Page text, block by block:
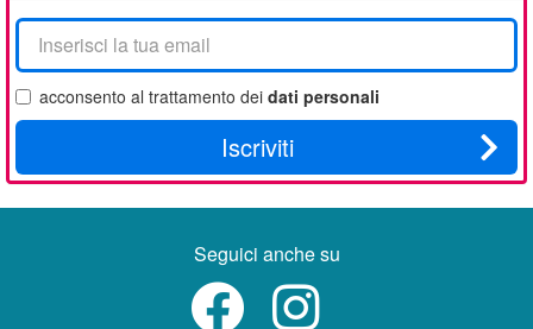
La
tua
email
acconsento al trattamento dei dati personali
Iscriviti
Seguici anche su